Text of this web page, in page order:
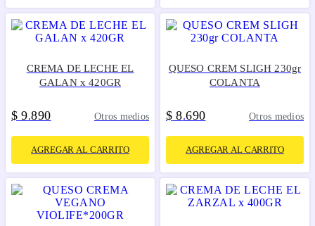
CREMA DE LECHE EL
GALAN x 420GR
$ 9.890 Otros medios
AGREGAR AL CARRITO
QUESO CREM SLIGH 230gr
COLANTA
$ 8.690 Otros medios
AGREGAR AL CARRITO